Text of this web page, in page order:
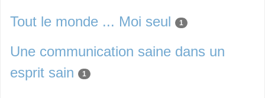
Tout le monde ... Moi seul 1
Une communication saine dans un
esprit sain
1